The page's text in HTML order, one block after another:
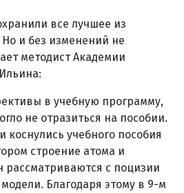
все лучшее из
и без изменений не
методист Академии
в учебную программу,
не отразиться на пособии.
коснулись учебного пособия
строение атома и
рассматриваются с поцизии
Благодаря этому в 9-м